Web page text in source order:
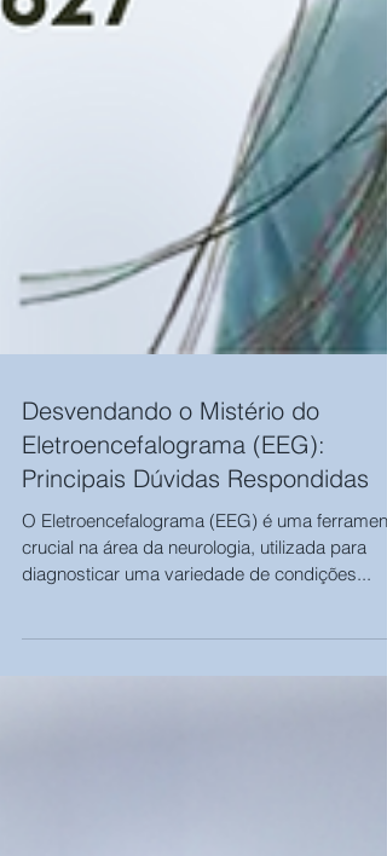
Desvendando o Mistério do
Eletroencefalograma (EEG):
Principais Dúvidas Respondidas
O Eletroencefalograma (EEG) é uma
crucial na área da neurologia, utilizada para